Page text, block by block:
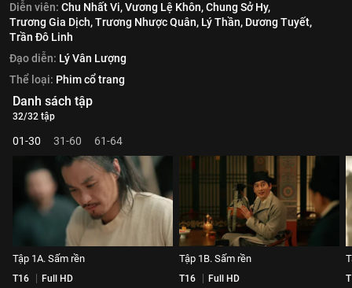
Diễn viên: Chu Nhất Vi,Vương Lệ Khôn,Chung Sở Hy,
Trương Gia Dịch,Trương Nhược Quân, Lý Thần, Dương Tuyết,
Trần Đô Linh
Đạo diễn: Lý Vân Lượng
Thể loại: Phim cổ trang
Danh sách tập
32/32 tập
01-30 31-60 61-64
Tập 1A. Sấm rền
T16 Full HD
Tập 1B. Sấm rền
T16 Full HD